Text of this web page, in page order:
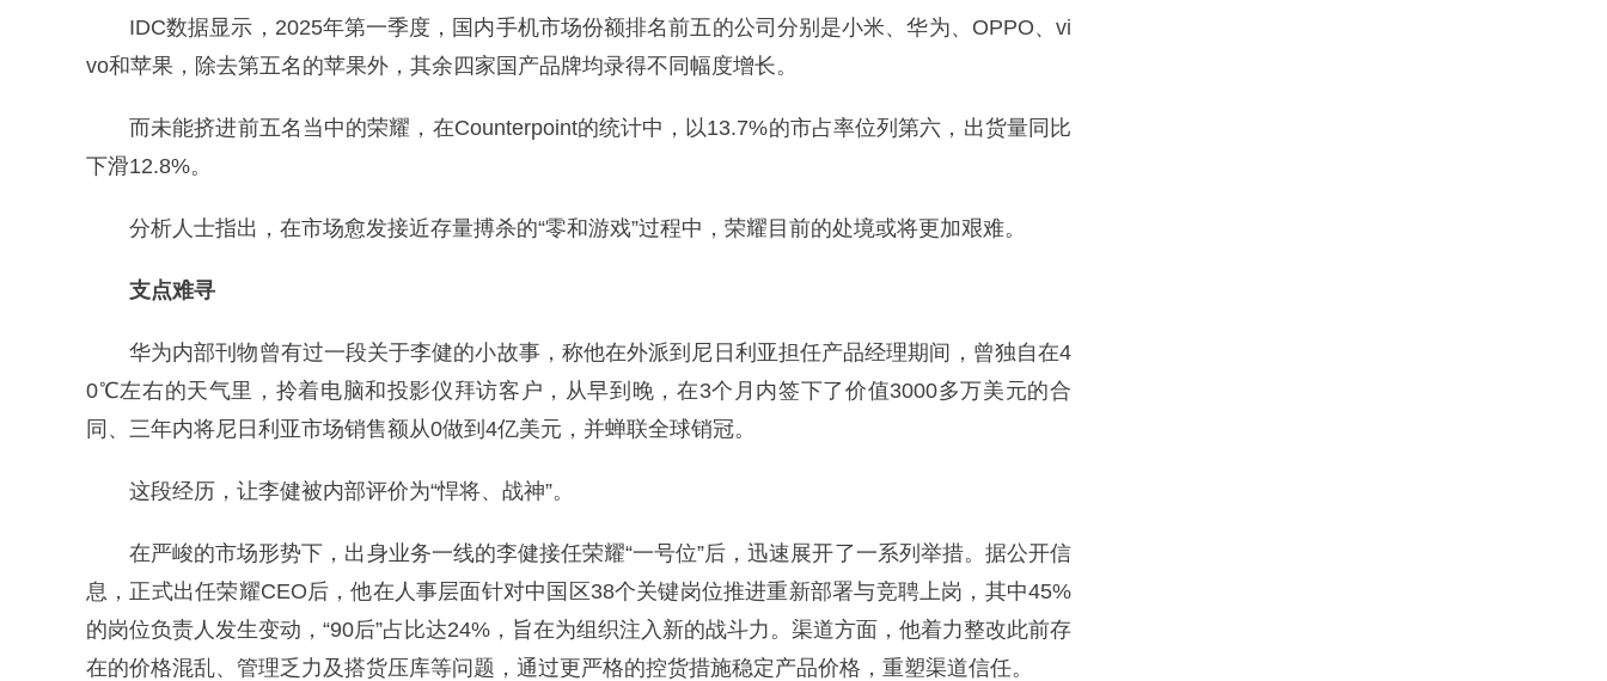
IDC数据显示，2025年第一季度，国内手机市场份额排名前五的公司分别是小米、华为、OPPO、vi
vo和苹果，除去第五名的苹果外，其余四家国产品牌均录得不同幅度增长。
而未能挤进前五名当中的荣耀，在Counterpoint的统计中，以13.7%的市占率位列第六，出货量同比
下滑12.8%。
分析人士指出，在市场愈发接近存量搏杀的“零和游戏”过程中，荣耀目前的处境或将更加艰难。
支点难寻
华为内部刊物曾有过一段关于李健的小故事，称他在外派到尼日利亚担任产品经理期间，曾独自在4
0℃左右的天气里，拎着电脑和投影仪拜访客户，从早到晚，在3个月内签下了价值3000多万美元的合
同、三年内将尼日利亚市场销售额从0做到4亿美元，并蝉联全球销冠。
这段经历，让李健被内部评价为“悍将、战神”。
在严峻的市场形势下，出身业务一线的李健接任荣耀“一号位”后，迅速展开了一系列举措。据公开信
息，正式出任荣耀CEO后，他在人事层面针对中国区38个关键岗位推进重新部署与竞聘上岗，其中45%
的岗位负责人发生变动，“90后”占比达24%，旨在为组织注入新的战斗力。渠道方面，他着力整改此前存
在的价格混乱、管理乏力及搭货压库等问题，通过更严格的控货措施稳定产品价格，重塑渠道信任。